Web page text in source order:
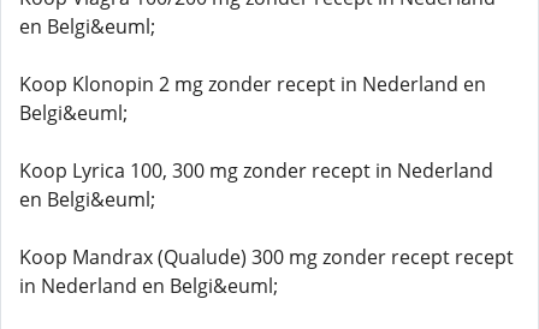
en Belgi&euml;
Koop Klonopin 2 mg zonder recept in Nederland en
Belgi&euml;
Koop Lyrica 100, 300 mg zonder recept in Nederland
en Belgi&euml;
Koop Mandrax (Qualude) 300 mg zonder recept recept
in Nederland en Belgi&euml;